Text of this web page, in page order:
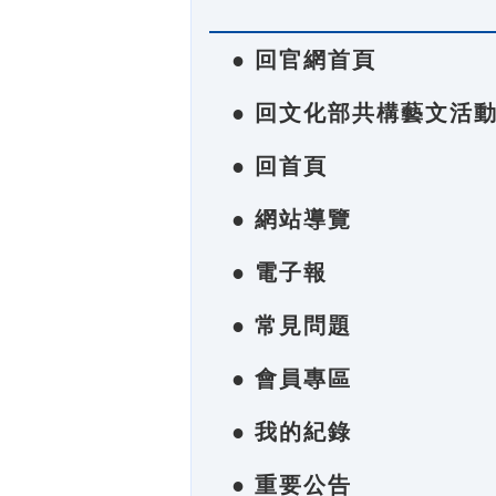
● 回官網首頁
● 回文化部共構藝文活
● 回首頁
● 網站導覽
● 電子報
● 常見問題
● 會員專區
● 我的紀錄
● 重要公告